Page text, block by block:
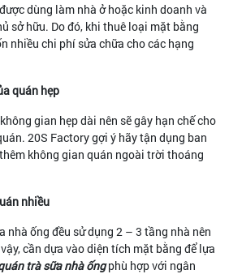
dùng làm nhà ở hoặc kinh doanh và
sở hữu. Do đó, khi thuê loại mặt bằng
nhiều chi phí sửa chữa cho các hạng
quán hẹp
gian hẹp dài nên sẽ gây hạn chế cho
20S Factory gợi ý hãy tận dụng ban
không gian quán ngoài trời thoáng
nhiều
nhà ống đều sử dụng 2 – 3 tầng nhà nên
cần dựa vào diện tích mặt bằng để lựa
trà sữa nhà ốngphù hợp với ngân